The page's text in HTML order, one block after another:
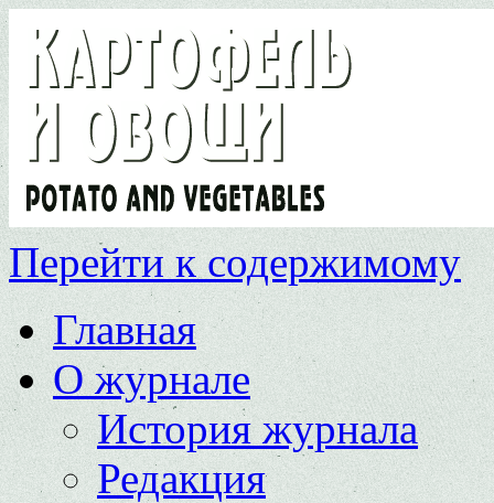
Перейти к содержимому
Главная
О журнале
История журнала
Редакция